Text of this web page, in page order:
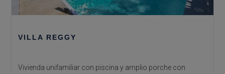
VILLA REGGY
Vivienda unifamiliar con piscina y amplio porche con